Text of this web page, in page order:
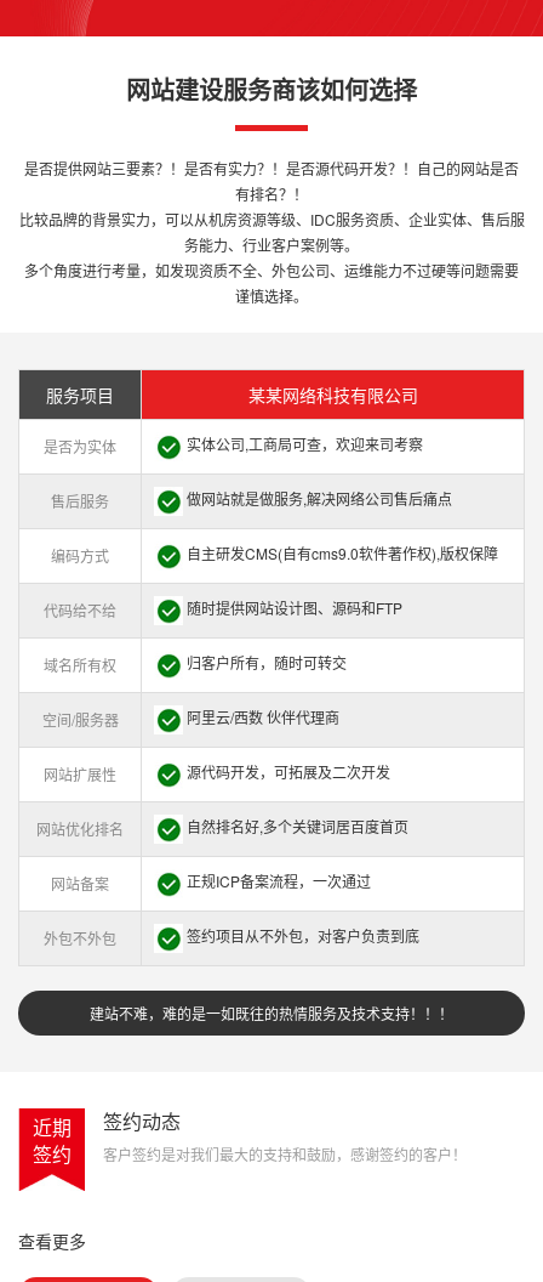
网站建设服务商该如何选择
是否提供网站三要素？！是否有实力？！是否源代码开发？！自己的网站是否
有排名？！
比较品牌的背景实力，可以从机房资源等级、IDC服务资质、企业实体、售后服
务能力、行业客户案例等。
多个角度进行考量，如发现资质不全、外包公司、运维能力不过硬等问题需要
谨慎选择。
服务项目 某某网络科技有限公司
是否为实体 实体公司,工商局可查，欢迎来司考察
售后服务 做网站就是做服务,解决网络公司售后痛点
编码方式 自主研发CMS(自有cms9.0软件著作权),版权保障
代码给不给 随时提供网站设计图、源码和FTP
域名所有权 归客户所有，随时可转交
空间/服务器 阿里云/西数 伙伴代理商
网站扩展性 源代码开发，可拓展及二次开发
网站优化排名 自然排名好,多个关键词居百度首页
网站备案 正规ICP备案流程，一次通过
外包不外包 签约项目从不外包，对客户负责到底
建站不难，难的是一如既往的热情服务及技术支持！！！
近期
签约
签约动态
客户签约是对我们最大的支持和鼓励，感谢签约的客户！
查看更多